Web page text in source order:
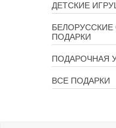
ДЕТСКИЕ
ПОДАРКИ
ПОДАРОЧНАЯ
ВСЕ ПОДАРКИ